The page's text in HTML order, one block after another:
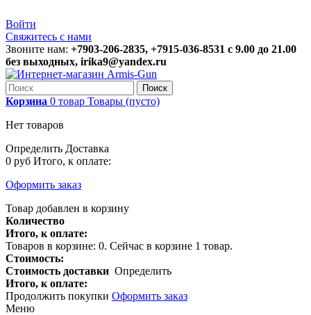
Войти
Свяжитесь с нами
Звоните нам: +7903-206-2835, +7915-036-8531 с 9.00 до 21.00
без выходных, irika9@yandex.ru
Поиск
Корзина 0 товар Товары (пусто)
Нет товаров
Определить Доставка
0 руб Итого, к оплате:
Оформить заказ
Товар добавлен в корзину
Количество
Итого, к оплате:
Товаров в корзине: 0. Сейчас в корзине 1 товар.
Стоимость:
Стоимость доставки Определить
Итого, к оплате:
Продолжить покупки Оформить заказ
Меню